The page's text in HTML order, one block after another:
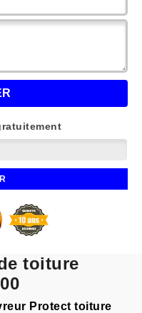
toiture
Protect toiture